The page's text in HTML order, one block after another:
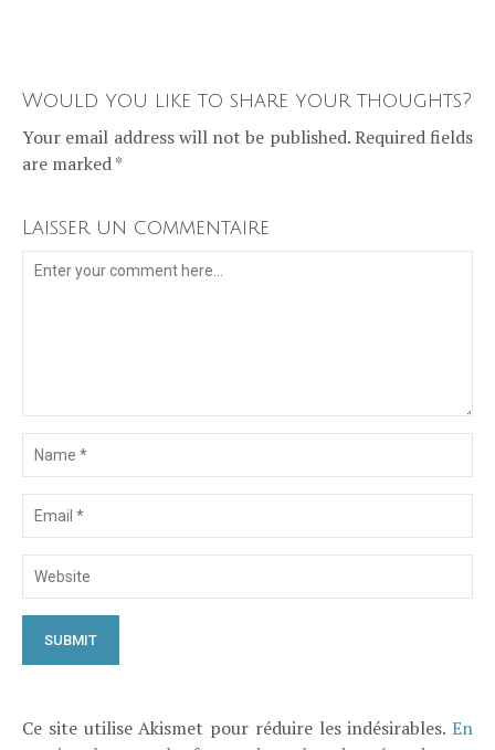
Would you like to share your thoughts?
Your email address will not be published. Required fields
are marked *
Laisser un commentaire
Ce site utilise Akismet pour réduire les indésirables. En